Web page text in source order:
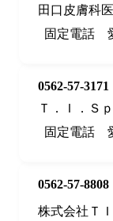
田口皮膚科
固定電話
0562-57-3171
Ｔ．Ｉ．Ｓ
固定電話
0562-57-8808
株式会社Ｔ